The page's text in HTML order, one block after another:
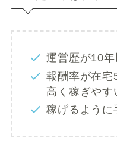
運営歴が10
報酬率が在宅
高く稼ぎやす
稼げるように